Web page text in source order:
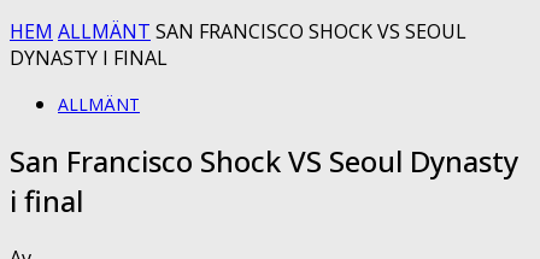
HEM ALLMÄNT SAN FRANCISCO SHOCK VS SEOUL
DYNASTY I FINAL
ALLMÄNT
San Francisco Shock VS Seoul Dynasty
i final